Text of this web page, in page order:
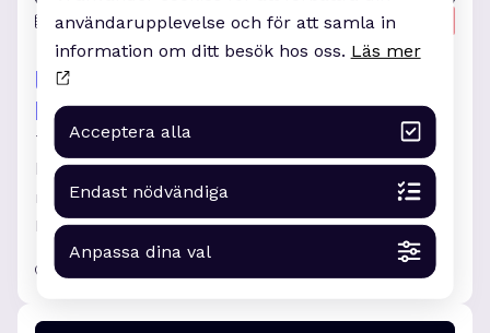
3 juni 2026 10:00
DigitalWell Arena 2026: Hur
långt har vi kommit inom digital
hälsoinnovation?
Ta chansen att uppdatera dig om allt som
händer inom området digital hälsoinnovation
med DigitalWell Arena och möt finalisterna i
DigitalWell Awards.
Drottninggatan 17, 652 25 Karlstad
användarupplevelse och för att samla in
information om ditt besök hos oss. Läs mer
Acceptera alla
Endast nödvändiga
Anpassa dina val